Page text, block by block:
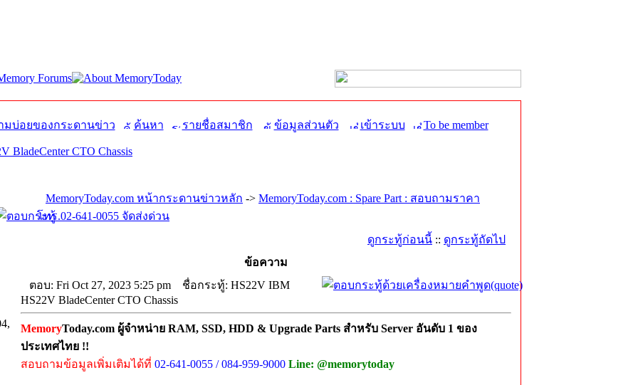
มบ่อยของกระดานข่าว ค้นหา รายชื่อสมาชิก ข้อมูลส่วนตัว เข้าระบบ To be member
BladeCenter CTO Chassis
MemoryToday.com หน้ากระดานข่าวหลัก -> MemoryToday.com : Spare Part : สอบถามราคา
โทร.02-641-0055 จัดส่งด่วน
ดูกระทู้ก่อนนี้ :: ดูกระทู้ถัดไป
ข้อความ
ตอบ: Fri Oct 27, 2023 5:25 pm
ชื่อกระทู้: HS22V IBM
HS22V BladeCenter CTO Chassis
MemoryToday.com ผู้จำหน่าย RAM, SSD, HDD & Upgrade Parts สำหรับ Server อันดับ 1 ของ
ประเทศไทย !!
สอบถามข้อมูลเพิ่มเติมได้ที่ 02-641-0055 / 084-959-9000 Line: @memorytoday